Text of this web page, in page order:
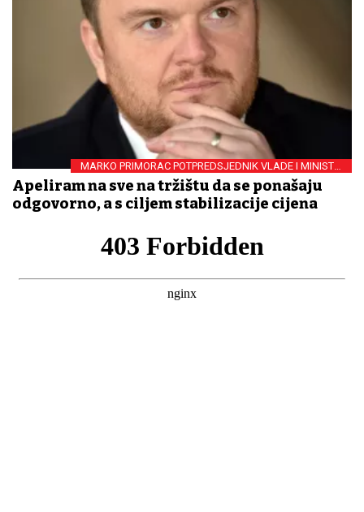
MARKO PRIMORAC POTPREDSJEDNIK VLADE I MINISTAR
FINANCIJA
Apeliram na sve na tržištu da se ponašaju
odgovorno, a s ciljem stabilizacije cijena